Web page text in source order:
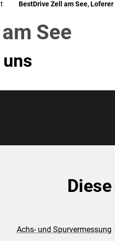
BestDrive Zell am See,
See
Achs- und Spurvermessung